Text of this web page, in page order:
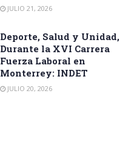
JULIO 21, 2026
Deporte, Salud y Unidad,
Durante la XVI Carrera
Fuerza Laboral en
Monterrey: INDET
JULIO 20, 2026